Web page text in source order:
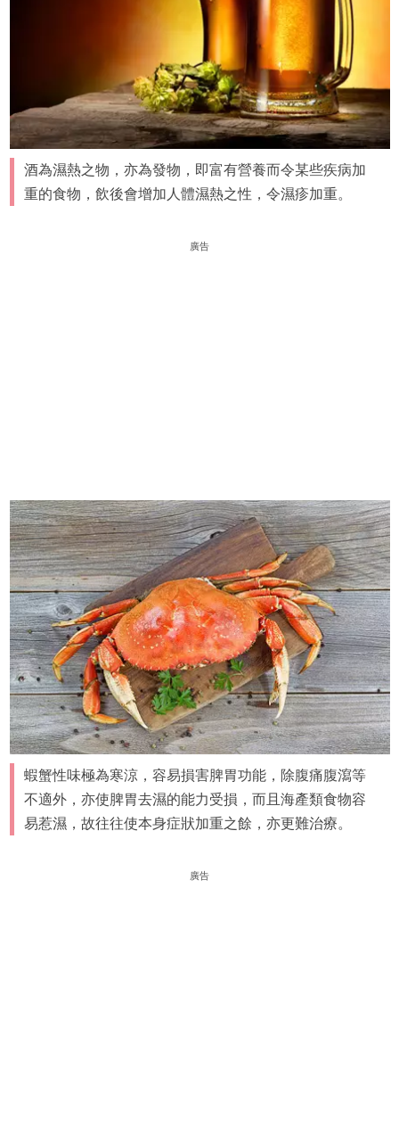
酒為濕熱之物，亦為發物，即富有營養而令某些疾病加
重的食物，飲後會增加人體濕熱之性，令濕疹加重。
廣告
蝦蟹性味極為寒涼，容易損害脾胃功能，除腹痛腹瀉等
不適外，亦使脾胃去濕的能力受損，而且海產類食物容
易惹濕，故往往使本身症狀加重之餘，亦更難治療。
廣告